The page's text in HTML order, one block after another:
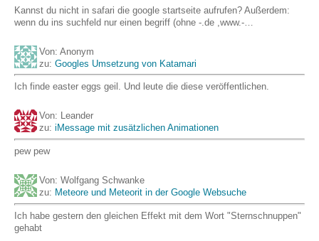
Kannst du nicht in safari die google startseite aufrufen? Außerdem:
wenn du ins suchfeld nur einen begriff (ohne -.de ,www.-…
Von: Anonym
zu: Googles Umsetzung von Katamari
Ich finde easter eggs geil. Und leute die diese veröffentlichen.
Von: Leander
zu: iMessage mit zusätzlichen Animationen
pew pew
Von: Wolfgang Schwanke
zu: Meteore und Meteorit in der Google Websuche
Ich habe gestern den gleichen Effekt mit dem Wort "Sternschnuppen"
gehabt